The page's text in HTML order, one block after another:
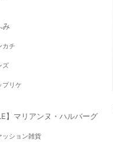
み
カチ
ズ
プリケ
】マリアンヌ・ハルバーグ
ッション雑貨